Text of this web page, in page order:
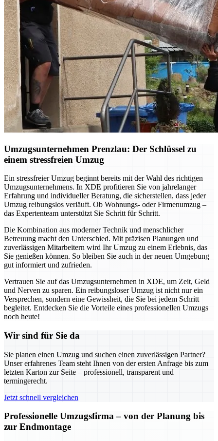
Umzugsunternehmen Prenzlau: Der Schlüssel zu
einem stressfreien Umzug
Ein stressfreier Umzug beginnt bereits mit der Wahl des richtigen
Umzugsunternehmens. In XDE profitieren Sie von jahrelanger
Erfahrung und individueller Beratung, die sicherstellen, dass jeder
Umzug reibungslos verläuft. Ob Wohnungs- oder Firmenumzug –
das Expertenteam unterstützt Sie Schritt für Schritt.
Die Kombination aus moderner Technik und menschlicher
Betreuung macht den Unterschied. Mit präzisen Planungen und
zuverlässigen Mitarbeitern wird Ihr Umzug zu einem Erlebnis, das
Sie genießen können. So bleiben Sie auch in der neuen Umgebung
gut informiert und zufrieden.
Vertrauen Sie auf das Umzugsunternehmen in XDE, um Zeit, Geld
und Nerven zu sparen. Ein reibungsloser Umzug ist nicht nur ein
Versprechen, sondern eine Gewissheit, die Sie bei jedem Schritt
begleitet. Entdecken Sie die Vorteile eines professionellen Umzugs
noch heute!
Wir sind für Sie da
Sie planen einen Umzug und suchen einen zuverlässigen Partner?
Unser erfahrenes Team steht Ihnen von der ersten Anfrage bis zum
letzten Karton zur Seite – professionell, transparent und
termingerecht.
Jetzt schnell vergleichen
Professionelle Umzugsfirma – von der Planung bis
zur Endmontage